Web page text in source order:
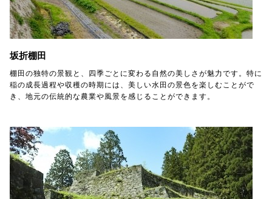
坂折棚田
棚田の独特の景観と、四季ごとに変わる自然の美しさが魅力です。特に
稲の成長過程や収穫の時期には、美しい水田の景色を楽しむことがで
き、地元の伝統的な農業や風景を感じることができます。